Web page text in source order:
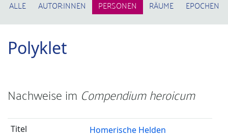
ALLE AUTOR:INNEN PERSONEN RÄUME EPOCHEN
Polyklet
Nachweise im Compendium heroicum
Homerische Helden